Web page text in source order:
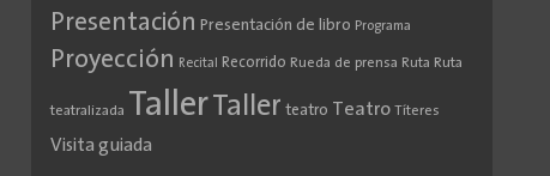
Presentación Presentación de libro Programa
Proyección Recital Recorrido Rueda de prensa Ruta Ruta
teatralizada TallerTaller teatro Teatro Títeres
Visita guiada